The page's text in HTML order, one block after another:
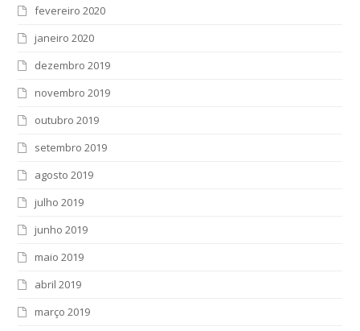
fevereiro 2020
janeiro 2020
dezembro 2019
novembro 2019
outubro 2019
setembro 2019
agosto 2019
julho 2019
junho 2019
maio 2019
abril 2019
março 2019